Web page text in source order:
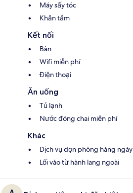
Máy sấy tóc
Khăn tắm
Kết nối
Bàn
Wifi miễn phí
Điện thoại
Ăn uống
Tủ lạnh
Nước đóng chai miễn phí
Khác
Dịch vụ dọn phòng hàng ngày
Lối vào từ hành lang ngoài